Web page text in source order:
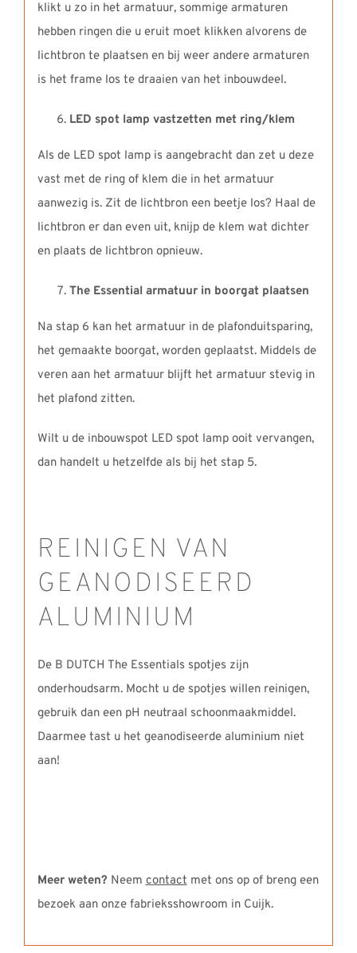
klikt u zo in het armatuur, sommige armaturen
hebben ringen die u eruit moet klikken alvorens de
lichtbron te plaatsen en bij weer andere armaturen
is het frame los te draaien van het inbouwdeel.
LED spot lamp vastzetten met ring/klem
Als de LED spot lamp is aangebracht dan zet u deze
vast met de ring of klem die in het armatuur
aanwezig is. Zit de lichtbron een beetje los? Haal de
lichtbron er dan even uit, knijp de klem wat dichter
en plaats de lichtbron opnieuw.
The Essential armatuur in boorgat plaatsen
Na stap 6 kan het armatuur in de plafonduitsparing,
het gemaakte boorgat, worden geplaatst. Middels de
veren aan het armatuur blijft het armatuur stevig in
het plafond zitten.
Wilt u de inbouwspot LED spot lamp ooit vervangen,
dan handelt u hetzelfde als bij het stap 5.
REINIGEN VAN
GEANODISEERD
ALUMINIUM
De B DUTCH The Essentials spotjes zijn
onderhoudsarm. Mocht u de spotjes willen reinigen,
gebruik dan een pH neutraal schoonmaakmiddel.
Daarmee tast u het geanodiseerde aluminium niet
aan!
Meer weten? Neem contact met ons op of breng een
bezoek aan onze fabrieksshowroom in Cuijk.